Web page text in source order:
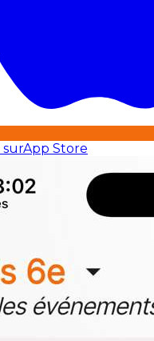
surApp Store